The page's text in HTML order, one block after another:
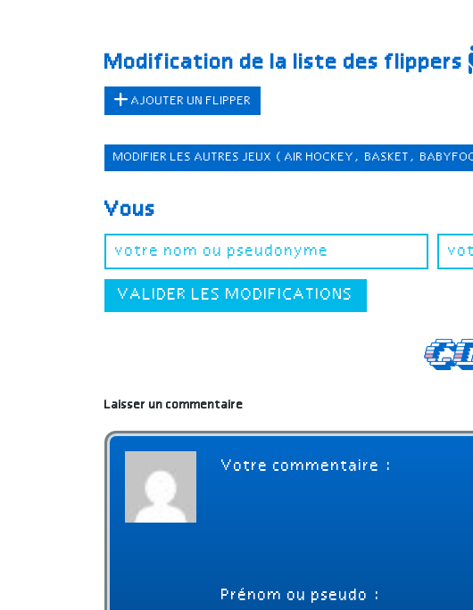
Modification de la liste des flippers
AJOUTER UN FLIPPER
MODIFIER LES AUTRES JEUX (AIR HOCKEY, BASKET,
Vous
VALIDER LES MODIFICATIONS
Laisser un commentaire